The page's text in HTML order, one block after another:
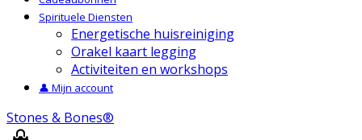
Spirituele Diensten
Energetische huisreiniging
Orakel kaart legging
Activiteiten en workshops
👤 Mijn account
Stones & Bones®